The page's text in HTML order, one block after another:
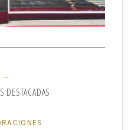
DESTACADAS